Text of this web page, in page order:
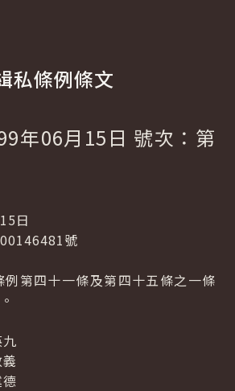
私條例條文
年06月15日 號次：第
日
號
第四十一條及第四十五條之一條